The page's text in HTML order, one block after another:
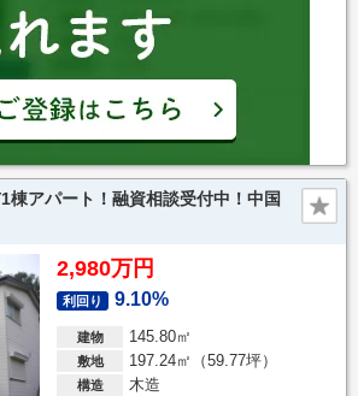
棟アパート！融資相談受付中！中国
2,980万円
利回り 9.10%
建物 145.80㎡
敷地 197.24㎡（59.77坪）
構造 木造